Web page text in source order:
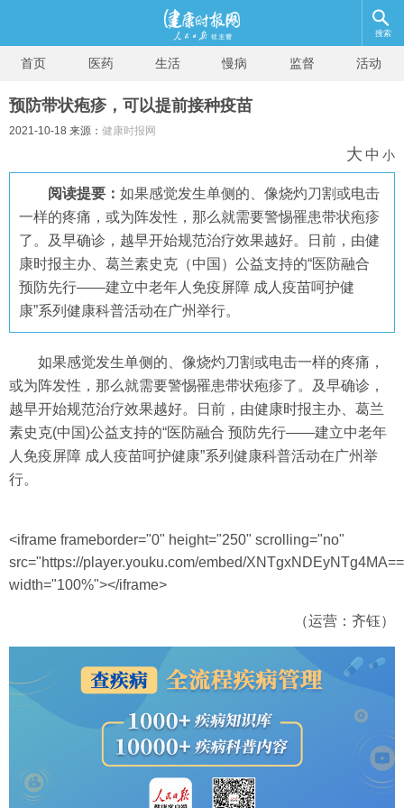
搜索
首页 医药 生活 慢病 监督 活动
预防带状疱疹，可以提前接种疫苗
2021-10-18 来源： 健康时报网
大 中 小
阅读提要： ​如果感觉发生单侧的、像烧灼刀割或电击
一样的疼痛，或为阵发性，那么就需要警惕罹患带状疱疹
了。及早确诊，越早开始规范治疗效果越好。日前，由健
康时报主办、葛兰素史克（中国）公益支持的“医防融合
预防先行——建立中老年人免疫屏障 成人疫苗呵护健
康”系列健康科普活动在广州举行。
如果感觉发生单侧的、像烧灼刀割或电击一样的疼痛，
或为阵发性，那么就需要警惕罹患带状疱疹了。及早确诊，
越早开始规范治疗效果越好。日前，由健康时报主办、葛兰
素史克(中国)公益支持的“医防融合 预防先行——建立中老年
人免疫屏障 成人疫苗呵护健康”系列健康科普活动在广州举
行。
<iframe frameborder="0" height="250" scrolling="no"
src="https://player.youku.com/embed/
width="100%"></iframe>
（运营：齐钰）